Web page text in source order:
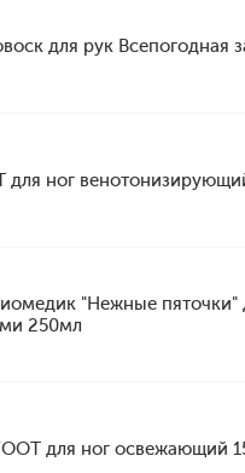
для рук Всепогодная
для ног
Биомедик "Нежные
250мл
для ног освежающий